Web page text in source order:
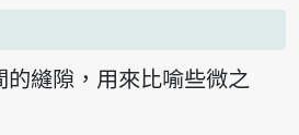
的縫隙，用來比喻些微之